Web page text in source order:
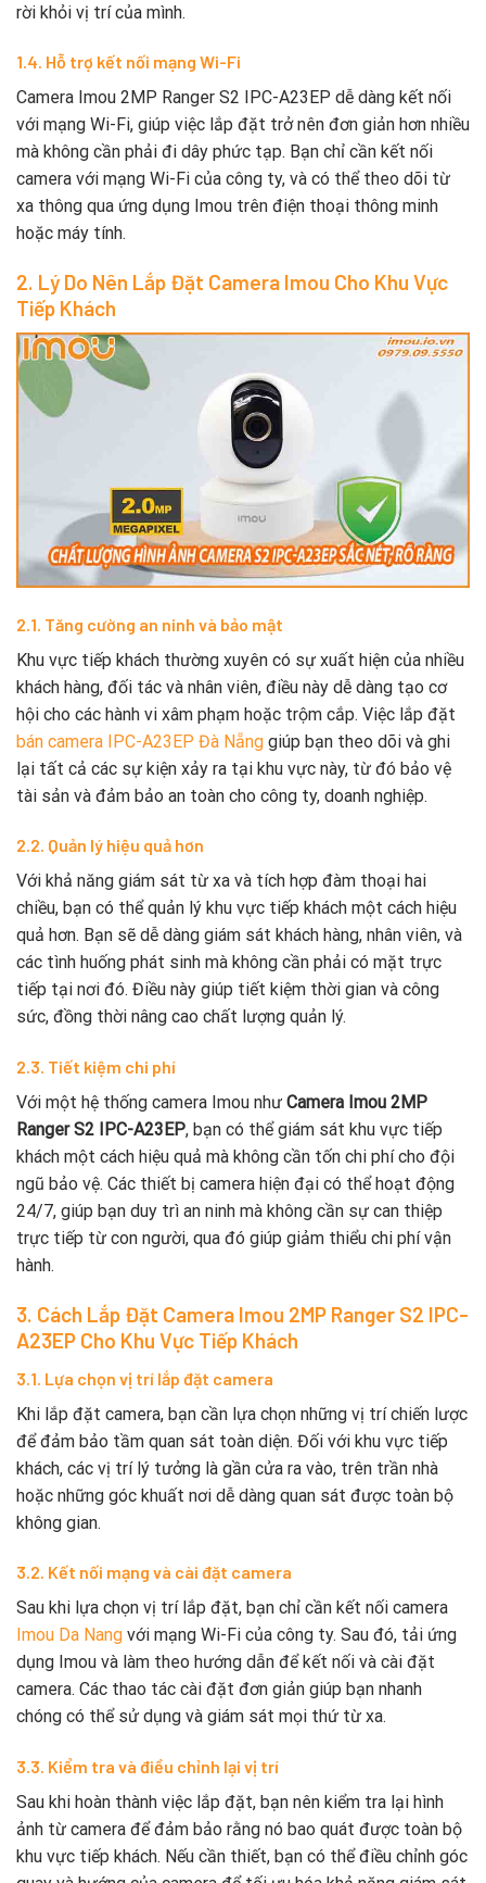
rời khỏi vị trí của mình.
1.4. Hỗ trợ kết nối mạng Wi-Fi
Camera Imou 2MP Ranger S2 IPC-A23EP dễ dàng kết nối
với mạng Wi-Fi, giúp việc lắp đặt trở nên đơn giản hơn nhiều
mà không cần phải đi dây phức tạp. Bạn chỉ cần kết nối
camera với mạng Wi-Fi của công ty, và có thể theo dõi từ
xa thông qua ứng dụng Imou trên điện thoại thông minh
hoặc máy tính.
2. Lý Do Nên Lắp Đặt Camera Imou Cho Khu Vực
Tiếp Khách
2.1. Tăng cường an ninh và bảo mật
Khu vực tiếp khách thường xuyên có sự xuất hiện của nhiều
khách hàng, đối tác và nhân viên, điều này dễ dàng tạo cơ
hội cho các hành vi xâm phạm hoặc trộm cắp. Việc lắp đặt
bán camera IPC-A23EP Đà Nẵng giúp bạn theo dõi và ghi
lại tất cả các sự kiện xảy ra tại khu vực này, từ đó bảo vệ
tài sản và đảm bảo an toàn cho công ty, doanh nghiệp.
2.2. Quản lý hiệu quả hơn
Với khả năng giám sát từ xa và tích hợp đàm thoại hai
chiều, bạn có thể quản lý khu vực tiếp khách một cách hiệu
quả hơn. Bạn sẽ dễ dàng giám sát khách hàng, nhân viên, và
các tình huống phát sinh mà không cần phải có mặt trực
tiếp tại nơi đó. Điều này giúp tiết kiệm thời gian và công
sức, đồng thời nâng cao chất lượng quản lý.
2.3. Tiết kiệm chi phí
Với một hệ thống camera Imou như Camera Imou 2MP
Ranger S2 IPC-A23EP, bạn có thể giám sát khu vực tiếp
khách một cách hiệu quả mà không cần tốn chi phí cho đội
ngũ bảo vệ. Các thiết bị camera hiện đại có thể hoạt động
24/7, giúp bạn duy trì an ninh mà không cần sự can thiệp
trực tiếp từ con người, qua đó giúp giảm thiểu chi phí vận
hành.
3. Cách Lắp Đặt Camera Imou 2MP Ranger S2 IPC-
A23EP Cho Khu Vực Tiếp Khách
3.1. Lựa chọn vị trí lắp đặt camera
Khi lắp đặt camera, bạn cần lựa chọn những vị trí chiến lược
để đảm bảo tầm quan sát toàn diện. Đối với khu vực tiếp
khách, các vị trí lý tưởng là gần cửa ra vào, trên trần nhà
hoặc những góc khuất nơi dễ dàng quan sát được toàn bộ
không gian.
3.2. Kết nối mạng và cài đặt camera
Sau khi lựa chọn vị trí lắp đặt, bạn chỉ cần kết nối camera
Imou Da Nang với mạng Wi-Fi của công ty. Sau đó, tải ứng
dụng Imou và làm theo hướng dẫn để kết nối và cài đặt
camera. Các thao tác cài đặt đơn giản giúp bạn nhanh
chóng có thể sử dụng và giám sát mọi thứ từ xa.
3.3. Kiểm tra và điều chỉnh lại vị trí
Sau khi hoàn thành việc lắp đặt, bạn nên kiểm tra lại hình
ảnh từ camera để đảm bảo rằng nó bao quát được toàn bộ
khu vực tiếp khách. Nếu cần thiết, bạn có thể điều chỉnh góc